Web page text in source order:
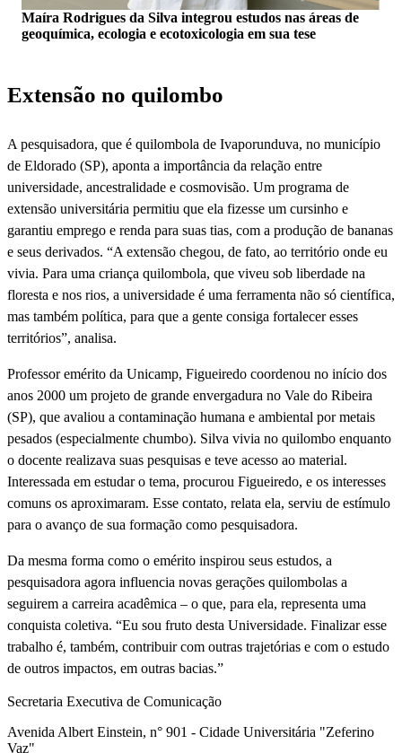
Maíra Rodrigues da Silva integrou estudos nas áreas de
geoquímica, ecologia e ecotoxicologia em sua tese
Extensão no quilombo
A pesquisadora, que é quilombola de Ivaporunduva, no município
de Eldorado (SP), aponta a importância da relação entre
universidade, ancestralidade e cosmovisão. Um programa de
extensão universitária permitiu que ela fizesse um cursinho e
garantiu emprego e renda para suas tias, com a produção de bananas
e seus derivados. “A extensão chegou, de fato, ao território onde eu
vivia. Para uma criança quilombola, que viveu sob liberdade na
floresta e nos rios, a universidade é uma ferramenta não só científica,
mas também política, para que a gente consiga fortalecer esses
territórios”, analisa.
Professor emérito da Unicamp, Figueiredo coordenou no início dos
anos 2000 um projeto de grande envergadura no Vale do Ribeira
(SP), que avaliou a contaminação humana e ambiental por metais
pesados (especialmente chumbo). Silva vivia no quilombo enquanto
o docente realizava suas pesquisas e teve acesso ao material.
Interessada em estudar o tema, procurou Figueiredo, e os interesses
comuns os aproximaram. Esse contato, relata ela, serviu de estímulo
para o avanço de sua formação como pesquisadora.
Da mesma forma como o emérito inspirou seus estudos, a
pesquisadora agora influencia novas gerações quilombolas a
seguirem a carreira acadêmica – o que, para ela, representa uma
conquista coletiva. “Eu sou fruto desta Universidade. Finalizar esse
trabalho é, também, contribuir com outras trajetórias e com o estudo
de outros impactos, em outras bacias.”
Secretaria Executiva de Comunicação
Avenida Albert Einstein, n° 901 - Cidade Universitária "Zeferino
Vaz"